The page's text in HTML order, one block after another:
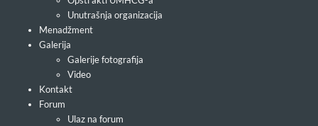
Unutrašnja organizacija
Menadžment
Galerija
Galerije fotografija
Video
Kontakt
Forum
Ulaz na forum